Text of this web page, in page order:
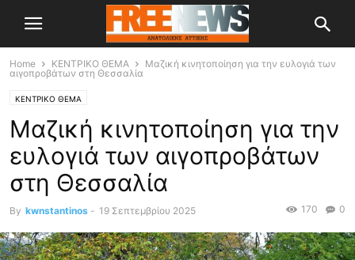
Home ΚΕΝΤΡΙΚΟ ΘΕΜΑ
Μαζική κινητοποίηση για την ευλογιά των
αιγοπροβάτων στη Θεσσαλία
ΚΕΝΤΡΙΚΟ ΘΕΜΑ
Μαζική κινητοποίηση για την
ευλογιά των αιγοπροβάτων
στη Θεσσαλία
By kwnstantinos - 19 Σεπτεμβρίου 2025 0
170